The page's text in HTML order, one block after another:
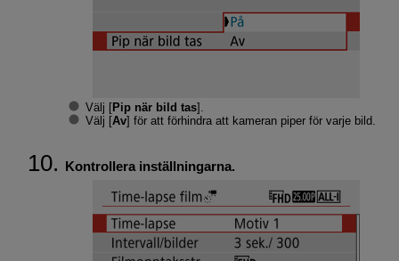
Välj [Pip när bild tas].
Välj [Av] för att förhindra att kameran piper för varje bild.
Kontrollera inställningarna.